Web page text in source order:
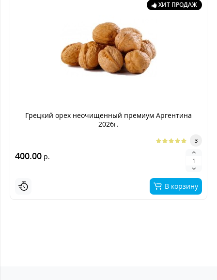
ХИТ ПРОДАЖ
Грецкий орех неочищенный премиум Аргентина
2026г.
3
400.00 р.
В корзину